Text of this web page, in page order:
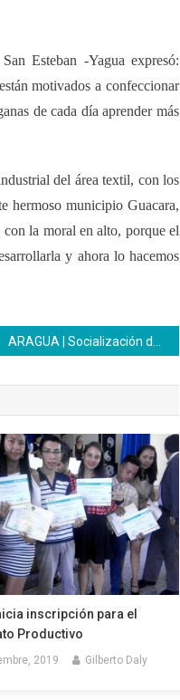
Esteban -Yagua expresó:
motivados a confeccionar
de cada día aprender más
del área textil, con los
hermoso municipio Guacara,
la moral en alto, porque el
y ahora lo hacemos
inscripción para el
Productivo
2019 Gilberto Daly